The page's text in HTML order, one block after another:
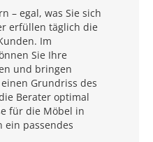
– egal, was Sie sich
erfüllen täglich die
Im
Sie Ihre
und bringen
Grundriss des
Berater optimal
für die Möbel in
ein passendes